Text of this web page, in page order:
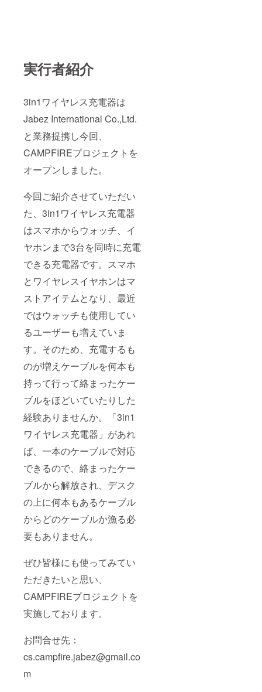
実行者紹介
3in1ワイヤレス充電器は
Jabez International Co.,Ltd.
と業務提携し今回、
CAMPFIREプロジェクトを
オープンしました。
今回ご紹介させていただい
た、3in1ワイヤレス充電器
はスマホからウォッチ、イ
ヤホンまで3台を同時に充電
できる充電器です。スマホ
とワイヤレスイヤホンはマ
ストアイテムとなり、最近
ではウォッチも使用してい
るユーザーも増えていま
す。そのため、充電するも
のが増えケーブルを何本も
持って行って絡まったケー
ブルをほどいていたりした
経験ありませんか。「3in1
ワイヤレス充電器」があれ
ば、一本のケーブルで対応
できるので、絡まったケー
ブルから解放され、デスク
の上に何本もあるケーブル
からどのケーブルか漁る必
要もありません。
ぜひ皆様にも使ってみてい
ただきたいと思い、
CAMPFIREプロジェクトを
実施しております。
お問合せ先：
cs.campfire.jabez@gmail.co
m